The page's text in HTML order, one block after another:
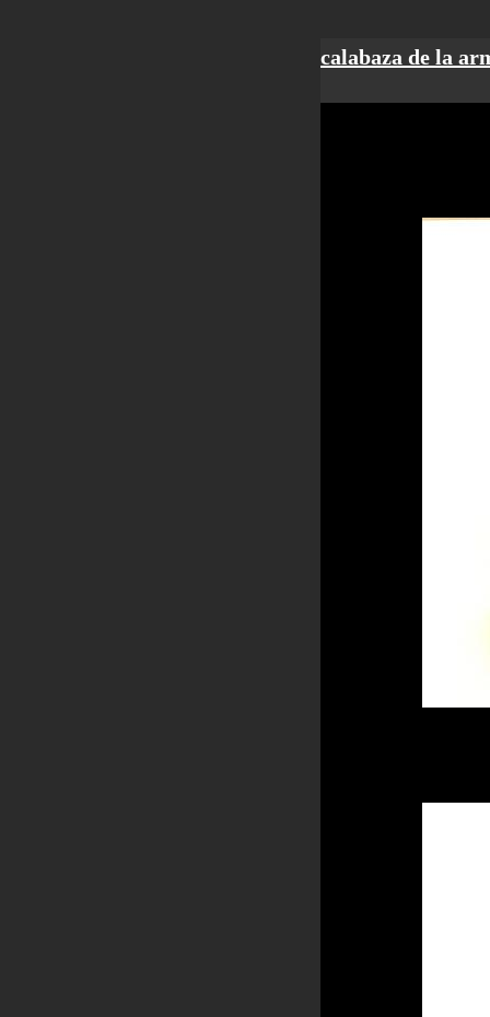
calabaza de la